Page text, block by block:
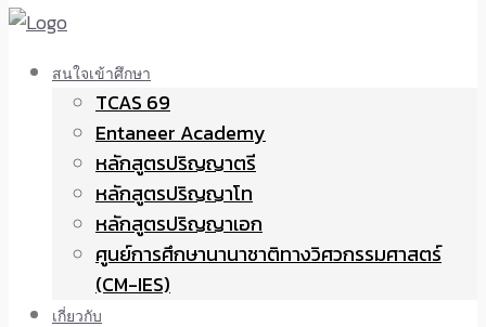
สนใจเข้าศึกษา
TCAS 69
Entaneer Academy
หลักสูตรปริญญาตรี
หลักสูตรปริญญาโท
หลักสูตรปริญญาเอก
ศูนย์การศึกษานานาชาติทางวิศวกรรมศาสตร์
(CM-IES)
เกี่ยวกับ